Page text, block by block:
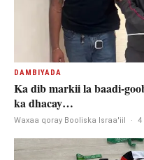
DAMBIYADA
Ka dib markii la baadi-
ka dhacay…
Waxaa qoray Booliska Israa'iil · 4